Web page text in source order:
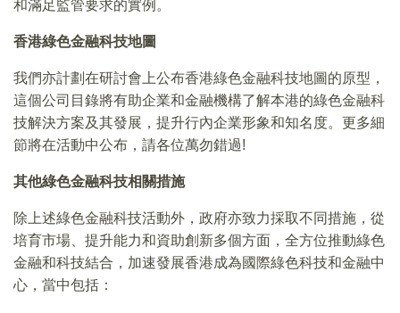
和滿足監管要求的實例。
香港綠色金融科技地圖
我們亦計劃在研討會上公布香港綠色金融科技地圖的原型，
這個公司目錄將有助企業和金融機構了解本港的綠色金融科
技解決方案及其發展，提升行內企業形象和知名度。更多細
節將在活動中公布，請各位萬勿錯過!
其他綠色金融科技相關措施
除上述綠色金融科技活動外，政府亦致力採取不同措施，從
培育市場、提升能力和資助創新多個方面，全方位推動綠色
金融和科技結合，加速發展香港成為國際綠色科技和金融中
心，當中包括：